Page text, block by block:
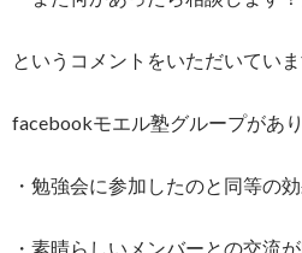
というコメントをいただいていま
facebookモエル塾グループがあ
・勉強会に参加したのと同等の
・素晴らしいメンバーとの交流